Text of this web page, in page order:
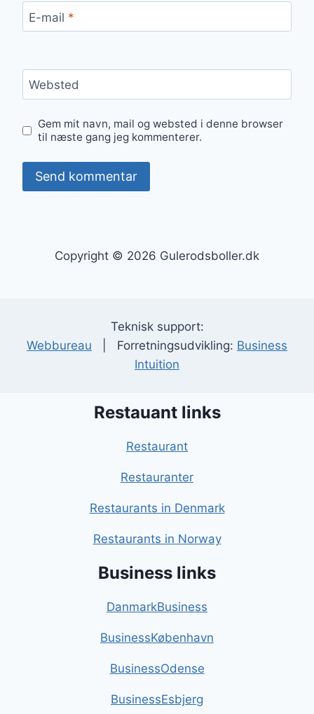
E-mail *
Websted
Gem mit navn, mail og websted i denne browser
til næste gang jeg kommenterer.
Copyright © 2026 Gulerodsboller.dk
Teknisk support:
Webbureau | Forretningsudvikling: Business
Intuition
Restauant links
Restaurant
Restauranter
Restaurants in Denmark
Restaurants in Norway
Business links
DanmarkBusiness
BusinessKøbenhavn
BusinessOdense
BusinessEsbjerg